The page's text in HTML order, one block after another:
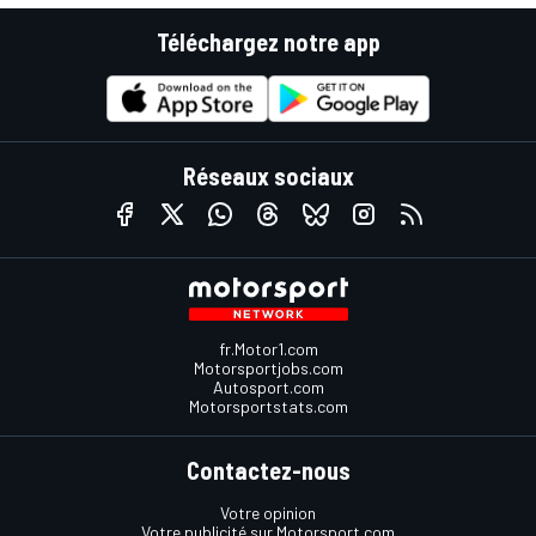
Téléchargez notre app
Réseaux sociaux
fr.Motor1.com
Motorsportjobs.com
Autosport.com
Motorsportstats.com
Contactez-nous
Votre opinion
Votre publicité sur Motorsport.com